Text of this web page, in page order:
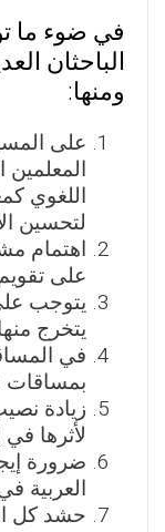
في ضوء ما
الباحثان
ومنها:
على
المعلمين
اللغوي
لتحسين
اهتمام
على تقويم
يتوجب
يتخرج
في
بمساقات
زيادة
لأثرها في
ضرورة
العربية
حشد كل